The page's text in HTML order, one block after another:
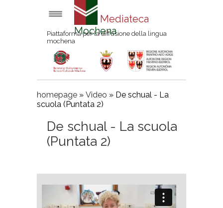
Mediateca
Mochena
Piattaforma per la diffusione della lingua
mochena
homepage » Video » De schual - La
scuola (Puntata 2)
De schual - La scuola
(Puntata 2)